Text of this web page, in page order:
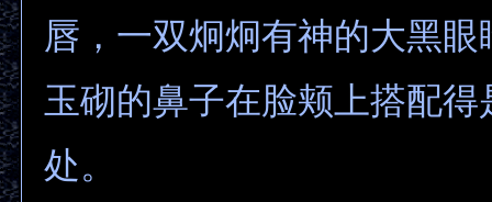
唇，一双炯炯有神的大黑
玉砌的鼻子在脸颊上搭配得
处。